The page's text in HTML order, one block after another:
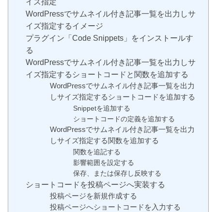
イズ指定
WordPressでサムネイル付き記事一覧を出力しサ
イズ指定するイメージ
プラグイン「Code Snippets」をインストールす
る
WordPressでサムネイル付き記事一覧を出力しサ
イズ指定するショートコードと関数を追加する
WordPressでサムネイル付き記事一覧を出力
しサイズ指定するショートコードを追加する
Snippetを追加する
ショートコードの定義を追加する
WordPressでサムネイル付き記事一覧を出力
しサイズ指定する関数を追加する
関数を追記する
影響範囲を設定する
保存、または保存し反映する
ショートコードを投稿ページへ実装する
投稿ページを新規作成する
投稿ページへショートコードを入力する